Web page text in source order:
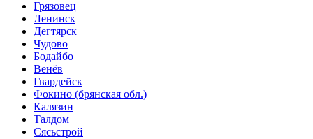
Грязовец
Ленинск
Дегтярск
Чудово
Бодайбо
Венёв
Гвардейск
Фокино (брянская обл.)
Калязин
Талдом
Сясьстрой